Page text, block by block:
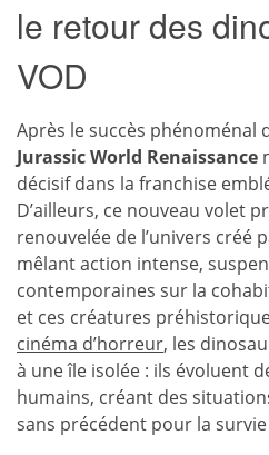
le retour des
VOD
Après le succès phénoménal
Jurassic World Renaissance
décisif dans la franchise
D’ailleurs, ce nouveau volet
renouvelée de l’univers créé
mêlant action intense,
contemporaines sur la
et ces créatures
cinéma d’horreur, les
à une île isolée : ils évoluent
humains, créant des
sans précédent pour la survie